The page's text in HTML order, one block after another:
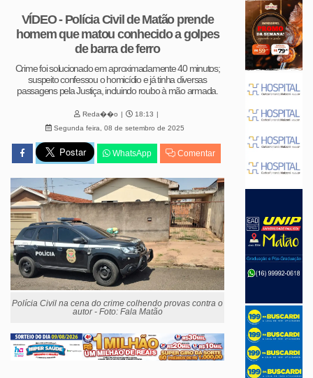
VÍDEO - Polícia Civil de Matão prende
homem que matou conhecido a golpes
de barra de ferro
Crime foi solucionado em aproximadamente 40 minutos;
suspeito confessou o homicídio e já tinha diversas
passagens pela Justiça, incluindo roubo à mão armada.
Reda��o
18:13
Segunda feira, 08 de setembro de 2025
WhatsApp Comentar
Polícia Civil na cena do crime colhendo provas contra o
autor - Foto: Fala Matão